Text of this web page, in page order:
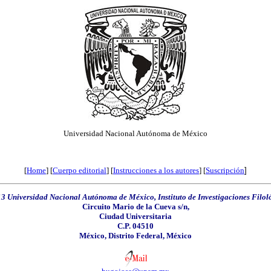
Universidad Nacional Autónoma de México
[Home] [Cuerpo editorial] [Instrucciones a los autores] [Suscripción]
Universidad Nacional Autónoma de México, Instituto de Investigaciones
Circuito Mario de la Cueva s/n,
Ciudad Universitaria
C.P. 04510
México, Distrito Federal, México